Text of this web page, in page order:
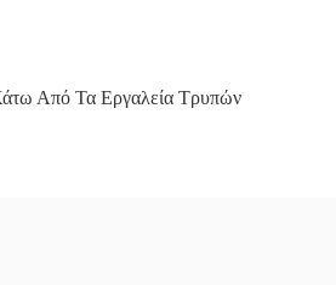
Από Τα Εργαλεία Τρυπών